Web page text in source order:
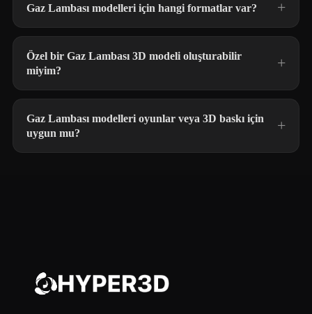
Gaz Lambası modelleri için hangi formatlar var?
Özel bir Gaz Lambası 3D modeli oluşturabilir
miyim?
Gaz Lambası modelleri oyunlar veya 3D baskı için
uygun mu?